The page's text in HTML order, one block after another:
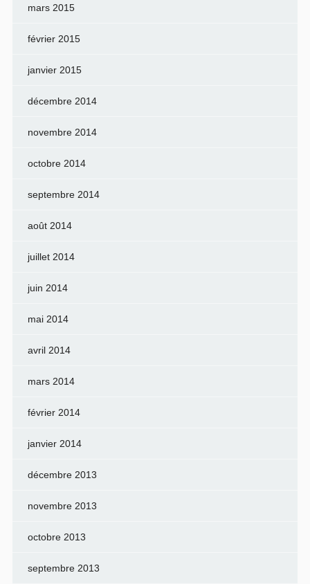
mars 2015
février 2015
janvier 2015
décembre 2014
novembre 2014
octobre 2014
septembre 2014
août 2014
juillet 2014
juin 2014
mai 2014
avril 2014
mars 2014
février 2014
janvier 2014
décembre 2013
novembre 2013
octobre 2013
septembre 2013